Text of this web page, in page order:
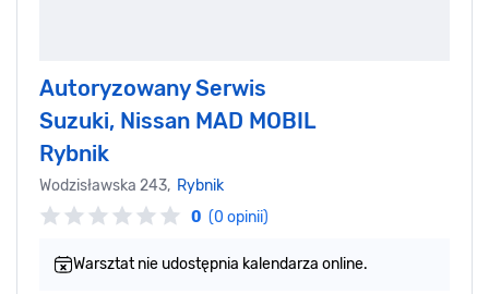
Autoryzowany Serwis
Suzuki, Nissan MAD MOBIL
Rybnik
Wodzisławska 243, Rybnik
0 (0 opinii)
Warsztat nie udostępnia kalendarza online.